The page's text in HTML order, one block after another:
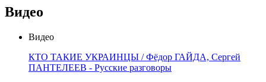
Видео
Видео
КТО ТАКИЕ УКРАИНЦЫ / Фёдор ГАЙДА, Сергей
ПАНТЕЛЕЕВ - Русские разговоры